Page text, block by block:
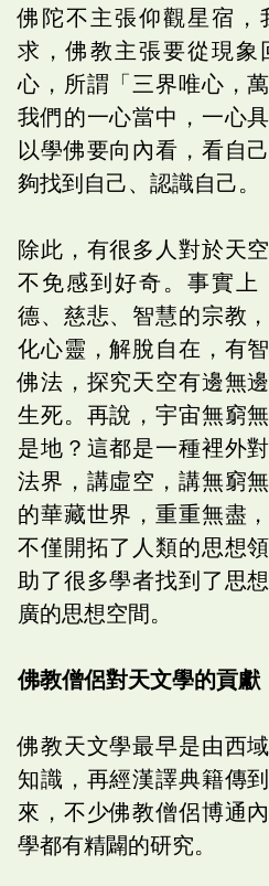
佛陀不主張仰觀星宿，
求，佛教主張要從現象
心，所謂「三界唯心，
我們的一心當中，一心
以學佛要向內看，看自
夠找到自己、認識自己。
除此，有很多人對於天
不免感到好奇。事實上
德、慈悲、智慧的宗教
化心靈，解脫自在，有
佛法，探究天空有邊無
生死。再說，宇宙無窮
是地？這都是一種裡外
法界，講虛空，講無窮
的華藏世界，重重無盡
不僅開拓了人類的思想
助了很多學者找到了思
廣的思想空間。
佛教僧侶對天文學的貢獻
佛教天文學最早是由西
知識，再經漢譯典籍傳
來，不少佛教僧侶博通
學都有精闢的研究。